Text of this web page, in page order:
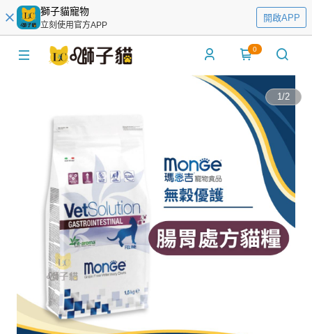
獅子貓寵物
立刻使用官方APP
開啟APP
0
1/2